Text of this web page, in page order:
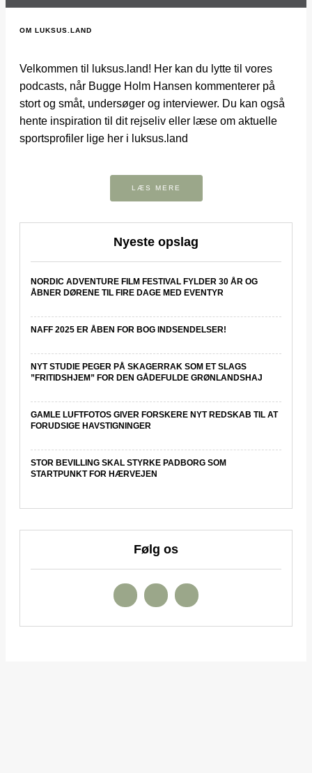
OM LUKSUS.LAND
Velkommen til luksus.land! Her kan du lytte til vores
podcasts, når Bugge Holm Hansen kommenterer på
stort og småt, undersøger og interviewer. Du kan også
hente inspiration til dit rejseliv eller læse om aktuelle
sportsprofiler lige her i luksus.land
LÆS MERE
Nyeste opslag
NORDIC ADVENTURE FILM FESTIVAL FYLDER 30 ÅR OG
ÅBNER DØRENE TIL FIRE DAGE MED EVENTYR
NAFF 2025 ER ÅBEN FOR BOG INDSENDELSER!
NYT STUDIE PEGER PÅ SKAGERRAK SOM ET SLAGS
”FRITIDSHJEM” FOR DEN GÅDEFULDE GRØNLANDSHAJ
GAMLE LUFTFOTOS GIVER FORSKERE NYT REDSKAB TIL AT
FORUDSIGE HAVSTIGNINGER
STOR BEVILLING SKAL STYRKE PADBORG SOM
STARTPUNKT FOR HÆRVEJEN
Følg os